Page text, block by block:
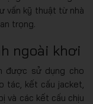
vấn kỹ thuật từ nhà
trọng.
ngoài khơi
được sử dụng cho
tác, kết cấu jacket,
và các kết cấu chịu